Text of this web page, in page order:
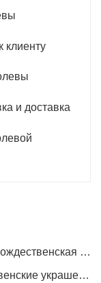
предыдущий : Украшенная чудесная рождественская елка
следующий : Замечательные рождественские украшения